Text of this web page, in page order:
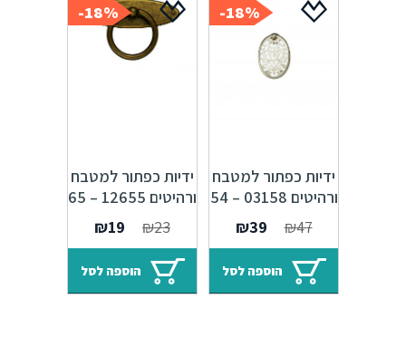
18%-
ידיות כפתור למטבח
ורהיטים 03158 – 54
מ"מ כסף אורינטלי
M47 Alhambra
₪47
המחיר
המקורי
היה:
₪47.
₪39
הנוכחי
הוא:
₪39.
הוספה לסל
18%-
ידיות כפתור למטבח
ורהיטים 12655 – 65
מ"מ ברונזה פירנצה
M09
₪23
המחיר
המקורי
היה:
₪23.
₪19
הנוכחי
הוא:
₪19.
הוספה לסל